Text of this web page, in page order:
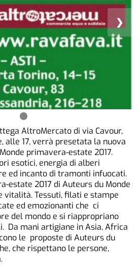
❯
AltroMercato di via Cavour,
alle 17, verrà presetata la nuova
primavera-estate 2017.
esotici, energia di alberi
ed incanto di tramonti infuocati.
estate 2017 di Auteurs du Monde
vitalità. Tessuti, filati e stampe
ed emozionanti che ci
del mondo e si riappropriano
Da mani artigiane in Asia, Africa
le proposte di Auteurs du
che rispettano le persone,